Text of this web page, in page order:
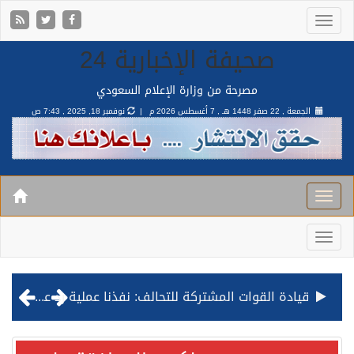
صحيفة الإخبارية 24
مصرحة من وزارة الإعلام السعودي
الجمعة , 22 صفر 1448 هـ , 7 أغسطس 2026 م | نوفمبر 18, 2025 , 7:43 ص
مصدر مسؤول بالهيئة العامة للنقل: استهداف السفينة السعودية NCC MASA خلال إبحارها في البحر الأحمر نتج عنه إصابة طفيفة في بدنها
صدور مرسوم ملكي بالموافقة على نظام التعليم العام